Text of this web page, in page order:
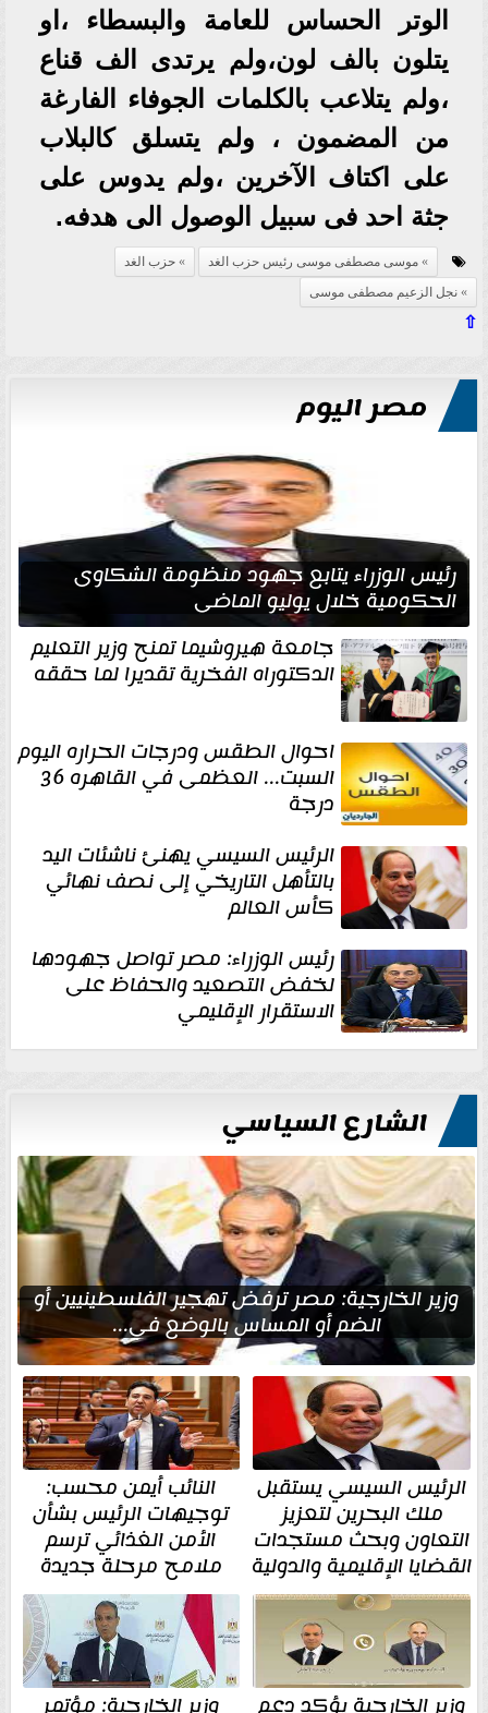
الوتر الحساس للعامة والبسطاء ،او
يتلون بالف لون،ولم يرتدى الف قناع
،ولم يتلاعب بالكلمات الجوفاء الفارغة
من المضمون ، ولم يتسلق كالبلاب
على اكتاف الآخرين ،ولم يدوس على
جثة احد فى سبيل الوصول الى هدفه.
موسى مصطفى موسى رئيس حزب الغد
حزب الغد
نجل الزعيم مصطفى موسى
⇧
مصر اليوم
رئيس الوزراء يتابع جهود منظومة الشكاوى
الحكومية خلال يوليو الماضي
جامعة هيروشيما تمنح وزير التعليم
الدكتوراه الفخرية تقديرا لما حققه
احوال الطقس ودرجات الحراره اليوم
السبت... العظمى في القاهره 36
درجة
الرئيس السيسي يهنئ ناشئات اليد
بالتأهل التاريخي إلى نصف نهائي
كأس العالم
رئيس الوزراء: مصر تواصل جهودها
لخفض التصعيد والحفاظ على
الاستقرار الإقليمي
الشارع السياسي
وزير الخارجية: مصر ترفض تهجير الفلسطينيين أو
الضم أو المساس بالوضع في...
الرئيس السيسي يستقبل
ملك البحرين لتعزيز
التعاون وبحث مستجدات
القضايا الإقليمية والدولية
النائب أيمن محسب:
توجيهات الرئيس بشأن
الأمن الغذائي ترسم
ملامح مرحلة جديدة
وزير الخارجية يؤكد دعم وزير الخارجية: مؤتمر